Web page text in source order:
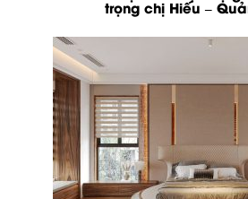
trọng chị Hiếu –